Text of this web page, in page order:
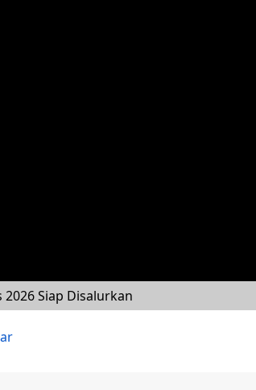
2026 Siap Disalurkan